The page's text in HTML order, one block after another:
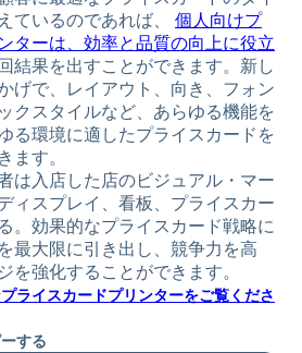
ているのであれば、 個人向けプ
ターは、効率と品質の向上に役立
結果を出すことができます。新し
げで、レイアウト、向き、フォン
クスタイルなど、あらゆる機能を
る環境に適したプライスカードを
す。
は入店した店のビジュアル・マー
ィスプレイ、看板、プライスカー
。効果的なプライスカード戦略に
最大限に引き出し、競争力を高
を強化することができます。
ライスカードプリンターをご覧くださ
する